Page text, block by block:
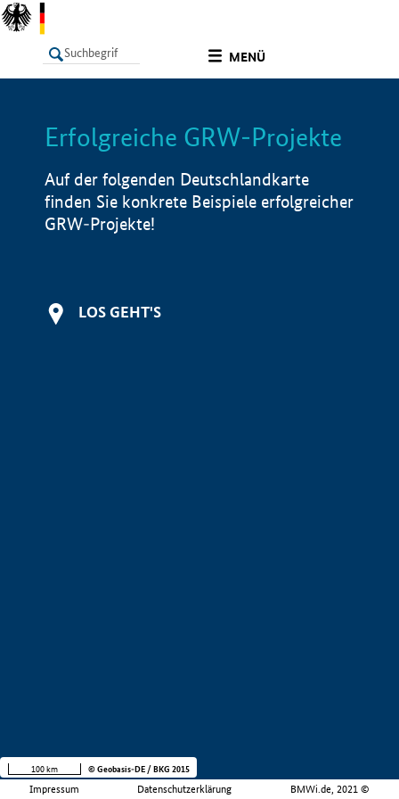
MENÜ
LISTE Info
Erfolgreiche GRW-Projekte
Auf der folgenden Deutschlandkarte
finden Sie konkrete Beispiele erfolgreicher
GRW-Projekte!
LOS GEHT'S
Impressum Datenschutzerklärung BMWi.de, 2021 ©
100 km © Geobasis-DE / BKG 2015